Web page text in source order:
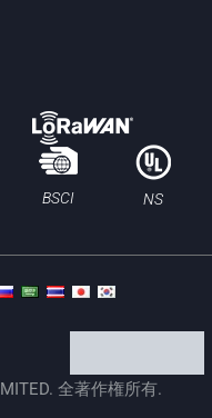
BSCI NS
全著作権所有.